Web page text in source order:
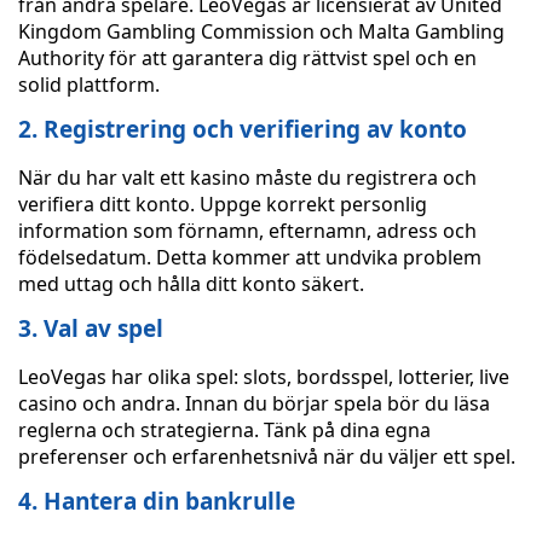
Kingdom Gambling Commission och Malta Gambling
Authority för att garantera dig rättvist spel och en
solid plattform.
2. Registrering och verifiering av konto
När du har valt ett kasino måste du registrera och
verifiera ditt konto. Uppge korrekt personlig
information som förnamn, efternamn, adress och
födelsedatum. Detta kommer att undvika problem
med uttag och hålla ditt konto säkert.
3. Val av spel
LeoVegas har olika spel: slots, bordsspel, lotterier, live
casino och andra. Innan du börjar spela bör du läsa
reglerna och strategierna. Tänk på dina egna
preferenser och erfarenhetsnivå när du väljer ett spel.
4. Hantera din bankrulle